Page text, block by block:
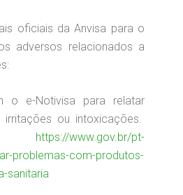
oficiais da Anvisa para o
adversos relacionados a
o e-Notivisa para relatar
ou intoxicações.
https://www.gov.br/pt-
problemas-com-produtos-
sanitaria